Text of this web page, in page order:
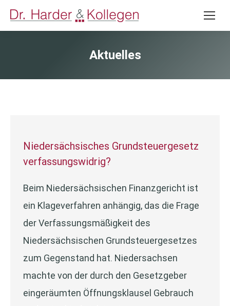
Aktuelles
Niedersächsisches Grundsteuergesetz
verfassungswidrig?
Beim Niedersächsischen Finanzgericht ist
ein Klageverfahren anhängig, das die Frage
der Verfassungsmäßigkeit des
Niedersächsischen Grundsteuergesetzes
zum Gegenstand hat. Niedersachsen
machte von der durch den Gesetzgeber
eingeräumten Öffnungsklausel Gebrauch